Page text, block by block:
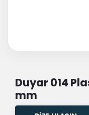
Duyar 014
mm